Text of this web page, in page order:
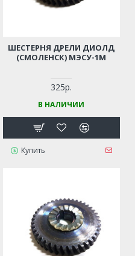
ШЕСТЕРНЯ ДРЕЛИ ДИОЛД
(СМОЛЕНСК) МЭСУ-1М
325р.
В НАЛИЧИИ
Купить